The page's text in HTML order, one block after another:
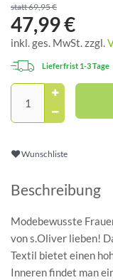
statt 69,95 €
47,99 €
inkl. ges. MwSt. zzgl.
Lieferfrist 1-3 Tage
Wunschliste
Beschreibung
Modebewusste
von s.Oliver lieben!
Textil bietet einen
Inneren findet man